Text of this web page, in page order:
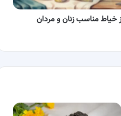
خیاط مناسب زنان و مردان